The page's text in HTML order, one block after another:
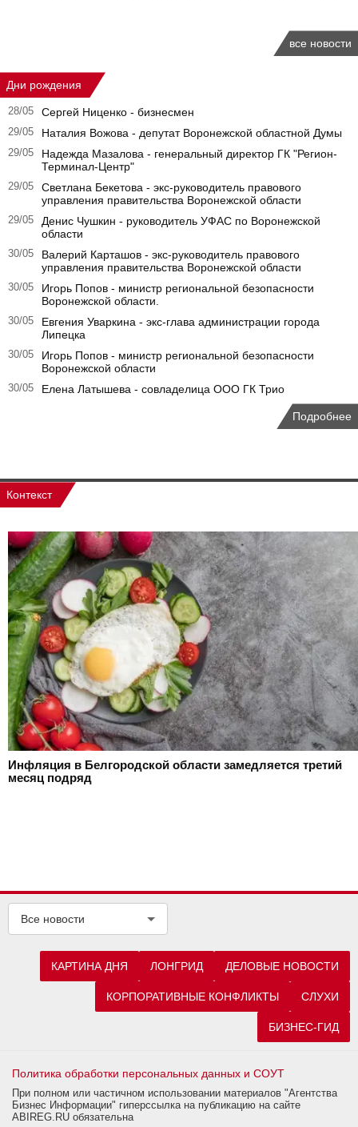
все новости
Дни рождения
28/05 Сергей Ниценко - бизнесмен
29/05 Наталия Вожова - депутат Воронежской областной Думы
29/05
Надежда Мазалова - генеральный директор ГК "Регион-
Терминал-Центр"
29/05
Светлана Бекетова - экс-руководитель правового
управления правительства Воронежской области
29/05
Денис Чушкин - руководитель УФАС по Воронежской
области
30/05
Валерий Карташов - экс-руководитель правового
управления правительства Воронежской области
30/05
Игорь Попов - министр региональной безопасности
Воронежской области.
30/05
Евгения Уваркина - экс-глава администрации города
Липецка
30/05
Игорь Попов - министр региональной безопасности
Воронежской области
30/05 Елена Латышева - совладелица ООО ГК Трио
Подробнее
Контекст
Инфляция в Белгородской области замедляется третий
месяц подряд
Все новости
КАРТИНА ДНЯ ЛОНГРИД ДЕЛОВЫЕ НОВОСТИ
КОРПОРАТИВНЫЕ КОНФЛИКТЫ СЛУХИ
БИЗНЕС-ГИД
Политика обработки персональных данных и СОУТ
При полном или частичном использовании материалов "Агентства
Бизнес Информации" гиперссылка на публикацию на сайте
ABIREG.RU обязательна